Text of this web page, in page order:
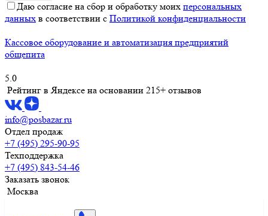
Даю согласие на сбор и обработку моих персональных
данных в соответствии с Политикой конфиденциальности
Кассовое оборудование и автоматизация предприятий
общепита
5.0
Рейтинг в Яндексе на основании 215+ отзывов
info@posbazar.ru
Отдел продаж
+7 (495) 295-90-95
Техподдержка
+7 (495) 843-54-46
Заказать звонок
Москва